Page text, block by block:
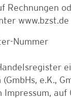
Rechnungen
www.bzst.de
Nummer
e.K.,
Impressum, auf